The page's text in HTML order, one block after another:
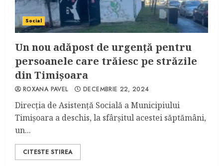
Social
Un nou adăpost de urgență pentru
persoanele care trăiesc pe străzile
din Timișoara
ROXANA PAVEL DECEMBRIE 22, 2024
Direcția de Asistență Socială a Municipiului
Timișoara a deschis, la sfârșitul acestei săptămâni,
un...
CITESTE STIREA